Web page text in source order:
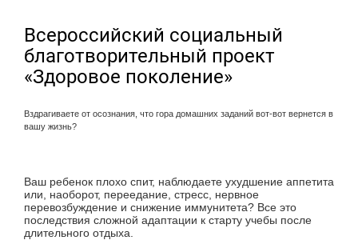
Всероссийский социальный
благотворительный проект
«Здоровое поколение»
Вздрагиваете от осознания, что гора домашних заданий вот-вот вернется в
вашу жизнь?
Ваш ребенок плохо спит, наблюдаете ухудшение аппетита
или, наоборот, переедание, стресс, нервное
перевозбуждение и снижение иммунитета? Все это
последствия сложной адаптации к старту учебы после
длительного отдыха.